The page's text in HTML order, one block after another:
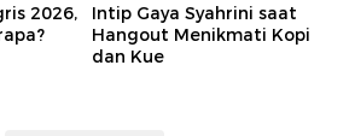
2026,
Intip Gaya Syahrini saat
Hangout Menikmati Kopi
dan Kue